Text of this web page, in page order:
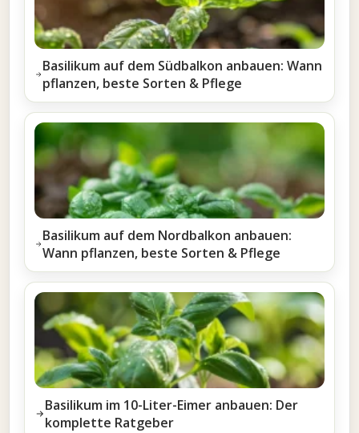
Basilikum auf dem Südbalkon anbauen: Wann
pflanzen, beste Sorten & Pflege
Basilikum auf dem Nordbalkon anbauen:
Wann pflanzen, beste Sorten & Pflege
Basilikum im 10-Liter-Eimer anbauen: Der
komplette Ratgeber